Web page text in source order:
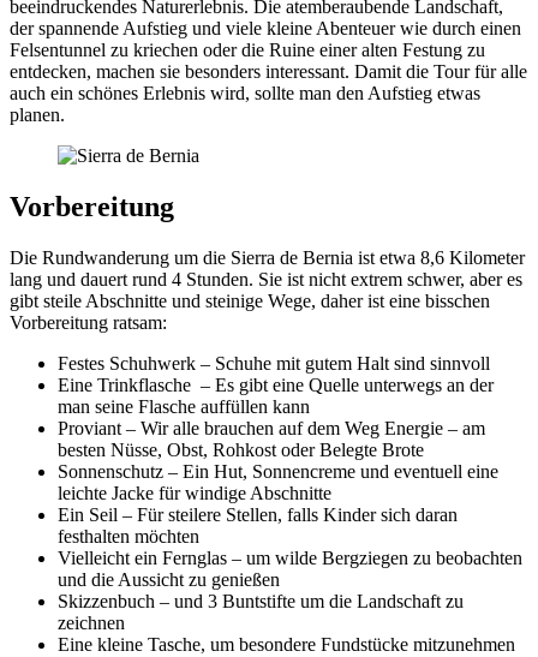
beeindruckendes Naturerlebnis. Die atemberaubende Landschaft,
der spannende Aufstieg und viele kleine Abenteuer wie durch einen
Felsentunnel zu kriechen oder die Ruine einer alten Festung zu
entdecken, machen sie besonders interessant. Damit die Tour für alle
auch ein schönes Erlebnis wird, sollte man den Aufstieg etwas
planen.
Vorbereitung
Die Rundwanderung um die Sierra de Bernia ist etwa 8,6 Kilometer
lang und dauert rund 4 Stunden. Sie ist nicht extrem schwer, aber es
gibt steile Abschnitte und steinige Wege, daher ist eine bisschen
Vorbereitung ratsam:
Festes Schuhwerk – Schuhe mit gutem Halt sind sinnvoll
Eine Trinkflasche – Es gibt eine Quelle unterwegs an der
man seine Flasche auffüllen kann
Proviant – Wir alle brauchen auf dem Weg Energie – am
besten Nüsse, Obst, Rohkost oder Belegte Brote
Sonnenschutz – Ein Hut, Sonnencreme und eventuell eine
leichte Jacke für windige Abschnitte
Ein Seil – Für steilere Stellen, falls Kinder sich daran
festhalten möchten
Vielleicht ein Fernglas – um wilde Bergziegen zu beobachten
und die Aussicht zu genießen
Skizzenbuch – und 3 Buntstifte um die Landschaft zu
zeichnen
Eine kleine Tasche, um besondere Fundstücke mitzunehmen